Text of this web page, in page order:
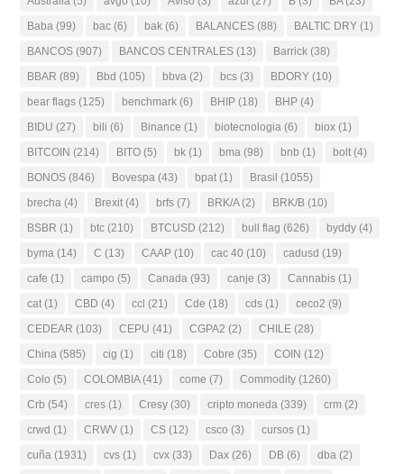
Baba (99) bac (6) bak (6) BALANCES (88) BALTIC DRY (1)
BANCOS (907) BANCOS CENTRALES (13) Barrick (38)
BBAR (89) Bbd (105) bbva (2) bcs (3) BDORY (10)
bear flags (125) benchmark (6) BHIP (18) BHP (4)
BIDU (27) bili (6) Binance (1) biotecnologia (6) biox (1)
BITCOIN (214) BITO (5) bk (1) bma (98) bnb (1) bolt (4)
BONOS (846) Bovespa (43) bpat (1) Brasil (1055)
brecha (4) Brexit (4) brfs (7) BRK/A(2) BRK/B (10)
BSBR (1) btc (210) BTCUSD (212) bull flag (626) byddy (4)
byma (14) C (13) CAAP (10) cac 40 (10) cadusd (19)
cafe (1) campo (5) Canada (93) canje (3) Cannabis (1)
cat (1) CBD (4) ccl (21) Cde (18) cds (1) ceco2 (9)
CEDEAR (103) CEPU (41) CGPA2 (2) CHILE (28)
China (585) cig (1) citi (18) Cobre (35) COIN (12)
Colo (5) COLOMBIA(41) come (7) Commodity (1260)
Crb (54) cres (1) Cresy (30) cripto moneda (339) crm (2)
crwd (1) CRWV (1) CS (12) csco (3) cursos (1)
cuña (1931) cvs (1) cvx (33) Dax (26) DB (6) dba (2)